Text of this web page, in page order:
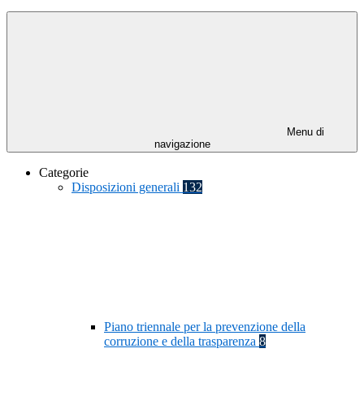
Menu di
navigazione
Categorie
Disposizioni generali 132
Piano triennale per la prevenzione della
corruzione e della trasparenza 8